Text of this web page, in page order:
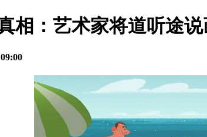
相：艺术家将道听途说